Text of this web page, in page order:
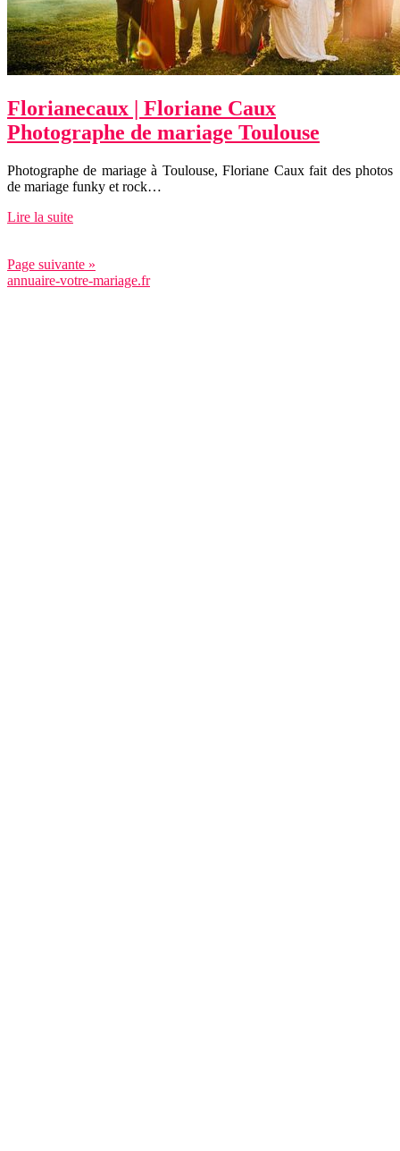
Floriane­caux | Floriane Caux
Photographe de mariage Toulouse
Photographe de mariage à Toulouse, Floriane Caux fait des photos
de mariage funky et rock…
Lire la suite
Page suivante »
annuaire-votre-mariage.fr